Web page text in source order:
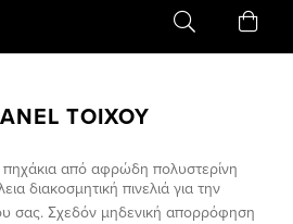
ΤΟΙΧΟΥ
από αφρώδη πολυστερίνη
διακοσμητική πινελιά για την
σας. Σχεδόν μηδενική απορρόφηση